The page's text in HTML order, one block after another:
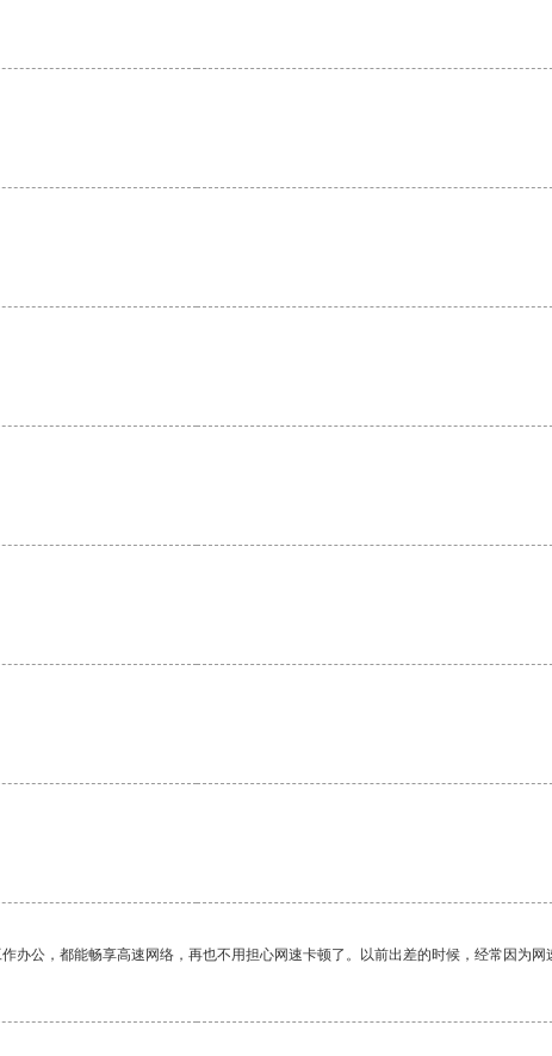
办公，都能畅享高速网络，再也不用担心网速卡顿了。以前出差的时候，经常因为